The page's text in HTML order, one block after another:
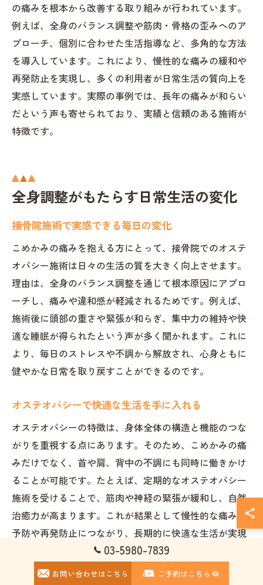
の痛みを根本から改善する取り組みが行われています。
例えば、全身のバランス調整や筋肉・骨格の歪みへのア
プローチ、個別に合わせた生活指導など、多角的な方法
を導入しています。これにより、慢性的な痛みの緩和や
再発防止を実現し、多くの利用者が日常生活の質向上を
実感しています。実際の事例では、長年の痛みが和らい
だという声も寄せられており、実績と信頼のある施術が
特徴です。
全身調整がもたらす日常生活の変化
接骨院施術で実感できる毎日の変化
こめかみの痛みを抱える方にとって、接骨院でのオステ
オパシー施術は日々の生活の質を大きく向上させます。
理由は、全身のバランス調整を通じて根本原因にアプロ
ーチし、痛みや違和感が軽減されるためです。例えば、
施術後に頭部の重さや緊張が和らぎ、集中力の維持や快
適な睡眠が得られたという声が多く聞かれます。これに
より、毎日のストレスや不調から解放され、心身ともに
健やかな日常を取り戻すことができるのです。
オステオパシーで快適な生活を手に入れる
オステオパシーの特徴は、身体全体の構造と機能のつな
がりを重視する点にあります。そのため、こめかみの痛
みだけでなく、首や肩、背中の不調にも同時に働きかけ
ることが可能です。たとえば、定期的なオステオパシー
施術を受けることで、筋肉や神経の緊張が緩和し、自然
治癒力が高まります。これが結果として慢性的な痛みの
予防や再発防止につながり、長期的に快適な生活が実現
03-5980-7839
お問い合わせはこちら ご予約はこちら